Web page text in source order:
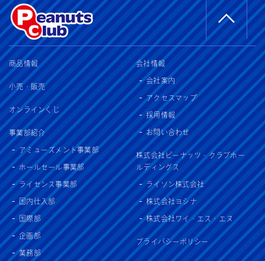
商品情報
小売・販売
オンラインくじ
事業部紹介
アミューズメント事業部
ホールセール事業部
ライセンス事業部
国内仕入部
国際部
企画部
業務部
会社情報
会社案内
アクセスマップ
採用情報
お問い合わせ
株式会社ピーナッツ・クラブホー
ルディングス
ライソン株式会社
株式会社ヨシナ
株式会社ワイ・エス・エヌ
プライバシーポリシー